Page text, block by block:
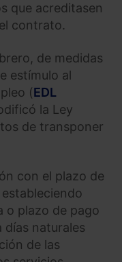
que acreditasen
contrato.
de medidas
estímulo al
(EDL
la Ley
de transponer
con el plazo de
o plazo de pago
naturales
de las